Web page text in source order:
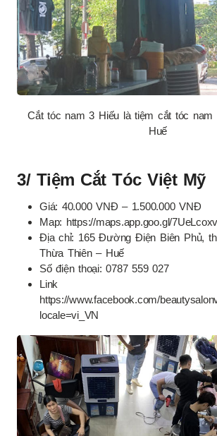
Cắt tóc nam 3 Hiếu là tiệm cắt tóc
Huế
3/ Tiệm Cắt Tóc Việt Mỹ
Giá: 40.000 VNĐ – 1.500.000 VNĐ
Map: https://maps.app.goo.gl/
Địa chỉ: 165 Đường Điện Biên Phủ,
Thừa Thiên – Huế
Số điện thoại: 0787 559 027
Link
https://www.facebook.com/
locale=vi_VN